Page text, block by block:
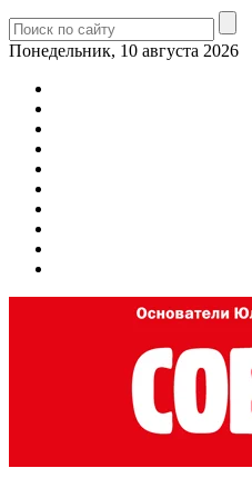
Понедельник, 10 августа 2026